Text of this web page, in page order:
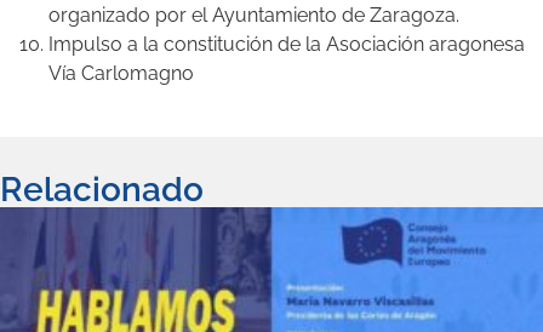
organizado por el Ayuntamiento de Zaragoza.
Impulso a la constitución de la Asociación aragonesa
Vía Carlomagno
Relacionado